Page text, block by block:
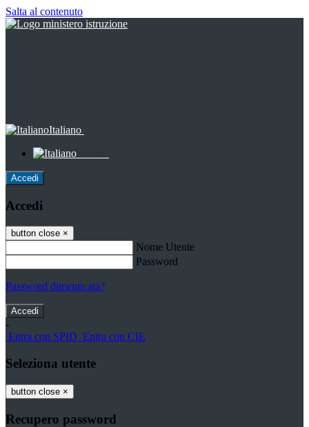
Salta al contenuto
Italiano
Accedi
Accedi
button close ×
Nome Utente
Password
Password dimenticata?
-
Entra con SPID Entra con CIE
Seleziona utente
button close ×
Recupero password